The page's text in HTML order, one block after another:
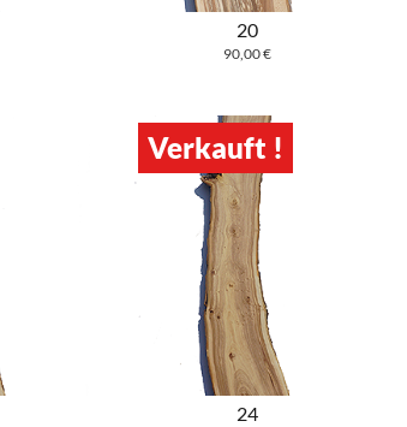
20
90,00€
Verkauft !
24